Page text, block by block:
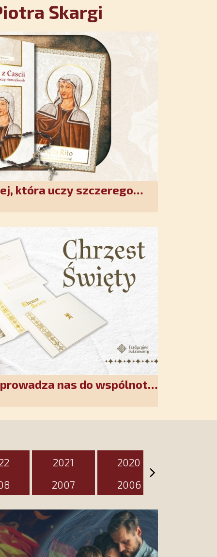
Skargi
która uczy szczerego
nas do wspólnoty
2021 2020
2007 2006